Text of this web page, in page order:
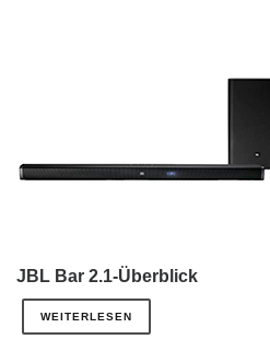
JBL Bar 2.1-Überblick
WEITERLESEN